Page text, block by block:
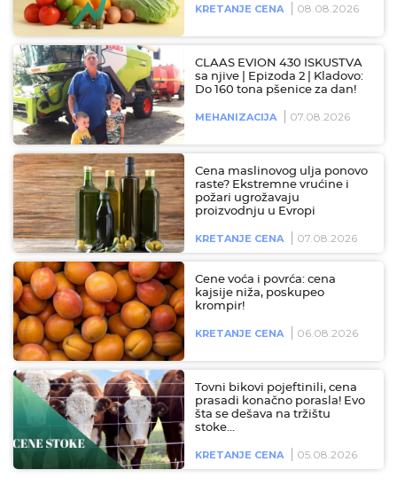
KRETANJE CENA 08.08.2026
CLAAS EVION 430 ISKUSTVA
sa njive | Epizoda 2 | Kladovo:
Do 160 tona pšenice za dan!
MEHANIZACIJA 07.08.2026
Cena maslinovog ulja ponovo
raste? Ekstremne vrućine i
požari ugrožavaju
proizvodnju u Evropi
KRETANJE CENA 07.08.2026
Cene voća i povrća: cena
kajsije niža, poskupeo
krompir!
KRETANJE CENA 06.08.2026
Tovni bikovi pojeftinili, cena
prasadi konačno porasla! Evo
šta se dešava na tržištu
stoke…
KRETANJE CENA 05.08.2026